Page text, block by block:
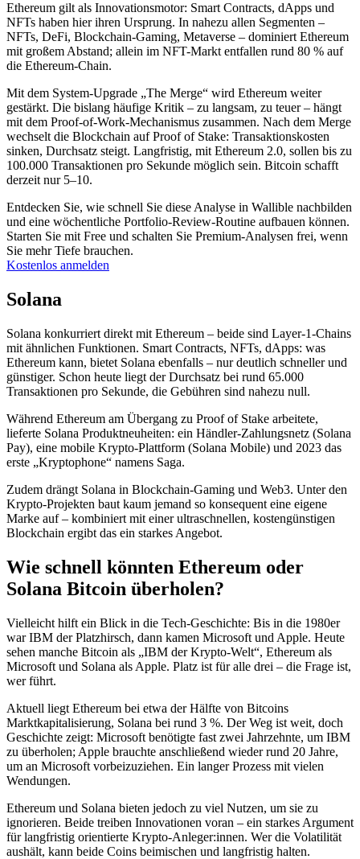
Ethereum gilt als Innovationsmotor: Smart Contracts, dApps und
NFTs haben hier ihren Ursprung. In nahezu allen Segmenten –
NFTs, DeFi, Blockchain-Gaming, Metaverse – dominiert Ethereum
mit großem Abstand; allein im NFT-Markt entfallen rund 80 % auf
die Ethereum-Chain.
Mit dem System-Upgrade „The Merge“ wird Ethereum weiter
gestärkt. Die bislang häufige Kritik – zu langsam, zu teuer – hängt
mit dem Proof-of-Work-Mechanismus zusammen. Nach dem Merge
wechselt die Blockchain auf Proof of Stake: Transaktionskosten
sinken, Durchsatz steigt. Langfristig, mit Ethereum 2.0, sollen bis zu
100.000 Transaktionen pro Sekunde möglich sein. Bitcoin schafft
derzeit nur 5–10.
Entdecken Sie, wie schnell Sie diese Analyse in Wallible nachbilden
und eine wöchentliche Portfolio-Review-Routine aufbauen können.
Starten Sie mit Free und schalten Sie Premium-Analysen frei, wenn
Sie mehr Tiefe brauchen.
Kostenlos anmelden
Solana
Solana konkurriert direkt mit Ethereum – beide sind Layer-1-Chains
mit ähnlichen Funktionen. Smart Contracts, NFTs, dApps: was
Ethereum kann, bietet Solana ebenfalls – nur deutlich schneller und
günstiger. Schon heute liegt der Durchsatz bei rund 65.000
Transaktionen pro Sekunde, die Gebühren sind nahezu null.
Während Ethereum am Übergang zu Proof of Stake arbeitete,
lieferte Solana Produktneuheiten: ein Händler-Zahlungsnetz (Solana
Pay), eine mobile Krypto-Plattform (Solana Mobile) und 2023 das
erste „Kryptophone“ namens Saga.
Zudem drängt Solana in Blockchain-Gaming und Web3. Unter den
Krypto-Projekten baut kaum jemand so konsequent eine eigene
Marke auf – kombiniert mit einer ultraschnellen, kostengünstigen
Blockchain ergibt das ein starkes Angebot.
Wie schnell könnten Ethereum oder
Solana Bitcoin überholen?
Vielleicht hilft ein Blick in die Tech-Geschichte: Bis in die 1980er
war IBM der Platzhirsch, dann kamen Microsoft und Apple. Heute
sehen manche Bitcoin als „IBM der Krypto-Welt“, Ethereum als
Microsoft und Solana als Apple. Platz ist für alle drei – die Frage ist,
wer führt.
Aktuell liegt Ethereum bei etwa der Hälfte von Bitcoins
Marktkapitalisierung, Solana bei rund 3 %. Der Weg ist weit, doch
Geschichte zeigt: Microsoft benötigte fast zwei Jahrzehnte, um IBM
zu überholen; Apple brauchte anschließend wieder rund 20 Jahre,
um an Microsoft vorbeizuziehen. Ein langer Prozess mit vielen
Wendungen.
Ethereum und Solana bieten jedoch zu viel Nutzen, um sie zu
ignorieren. Beide treiben Innovationen voran – ein starkes Argument
für langfristig orientierte Krypto-Anleger:innen. Wer die Volatilität
aushält, kann beide Coins beimischen und langfristig halten.